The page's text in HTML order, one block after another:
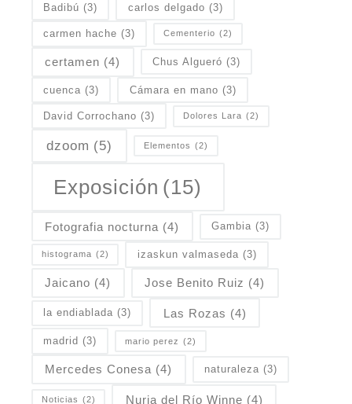
Badibú (3) carlos delgado (3)
carmen hache (3) Cementerio (2)
certamen (4) Chus Algueró (3)
cuenca (3) Cámara en mano (3)
David Corrochano (3) Dolores Lara (2)
dzoom (5) Elementos (2)
Exposición (15)
Fotografia nocturna (4) Gambia (3)
histograma (2) izaskun valmaseda (3)
Jaicano (4) Jose Benito Ruiz (4)
la endiablada (3) Las Rozas (4)
madrid (3) mario perez (2)
Mercedes Conesa (4) naturaleza (3)
Noticias (2) Nuria del Río Winne (4)